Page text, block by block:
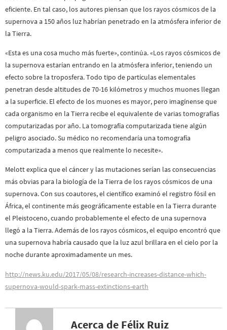
eficiente. En tal caso, los autores piensan que los rayos cósmicos de la
supernova a 150 años luz habrían penetrado en la atmósfera inferior de
la Tierra.
«Esta es una cosa mucho más fuerte», continúa. «Los rayos cósmicos de
la supernova estarían entrando en la atmósfera inferior, teniendo un
efecto sobre la troposfera. Todo tipo de partículas elementales
penetran desde altitudes de 70-16 kilómetros y muchos muones llegan
a la superficie. El efecto de los muones es mayor, pero imagínense que
cada organismo en la Tierra recibe el equivalente de varias tomografías
computarizadas por año. La tomografía computarizada tiene algún
peligro asociado. Su médico no recomendaría una tomografía
computarizada a menos que realmente lo necesite».
Melott explica que el cáncer y las mutaciones serían las consecuencias
más obvias para la biología de la Tierra de los rayos cósmicos de una
supernova. Con sus coautores, el científico examinó el registro fósil en
África, el continente más geográficamente estable en la Tierra durante
el Pleistoceno, cuando probablemente el efecto de una supernova
llegó a la Tierra. Además de los rayos cósmicos, el equipo encontró que
una supernova habría causado que la luz azul brillara en el cielo por la
noche durante aproximadamente un mes.
http://news.ku.edu/2017/05/08/research-increases-distance-which-
supernova-would-spark-mass-extinctions-earth
Acerca de Félix Ruiz